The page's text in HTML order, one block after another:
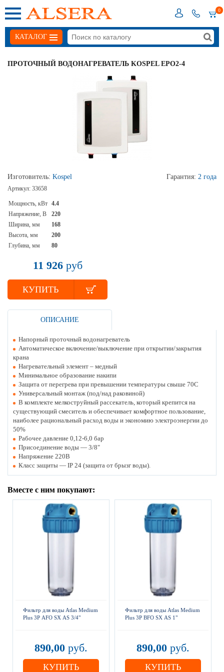
0
КАТАЛОГ
ПРОТОЧНЫЙ ВОДОНАГРЕВАТЕЛЬ KOSPEL EPO2-4
Изготовитель: Kospel Гарантия: 2 года
Артикул: 33658
Мощность, кВт 4.4
Напряжение, В
220
Ширина, мм
168
Высота, мм
200
Глубина, мм
80
11 926руб
КУПИТЬ
ОПИСАНИЕ
Напорный проточный водонагреватель
Автоматическое включение/выключение при открытии/закрытия
крана
Нагревательный элемент – медный
Минимальное образование накипи
Защита от перегрева при превышении температуры свыше 70С
Универсальный монтаж (под/над раковиной)
В комплекте мелкоструйный рассекатель, который крепится на
существующий смеситель и обеспечивает комфортное пользование,
наиболее рациональный расход воды и экономию электроэнергии до
50%
Рабочее давление 0,12-6,0 бар
Присоединение воды — 3/8"
Напряжение 220В
Класс защиты — IP 24 (защита от брызг воды).
Вместе с ним покупают:
Фильтр для воды Atlas Medium
Plus 3P AFO SX AS 3/4"
890,00 руб.
КУПИТЬ
Фильтр для воды Atlas Medium
Plus 3P BFO SX AS 1"
890,00 руб.
КУПИТЬ